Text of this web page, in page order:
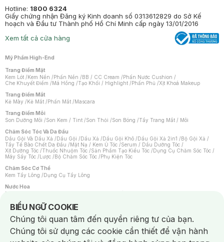
Hotline: 1800 6324
Giấy chứng nhận Đăng ký Kinh doanh số 0313612829 do Sở Kế
hoạch và Đầu tư Thành phố Hồ Chí Minh cấp ngày 13/01/2016
Xem tất cả cửa hàng
Mỹ Phẩm High-End
Trang Điểm Mặt
Kem Lót /Kem Nền /Phấn Nền /BB / CC Cream /Phấn Nước Cushion /
Che Khuyết Điểm /Má Hồng /Tạo Khối / Highlight /Phấn Phủ /Xịt Khoá Makeup
Trang Điểm Mắt
Kẻ Mày /Kẻ Mắt /Phấn Mắt /Mascara
Trang Điểm Môi
Son Dưỡng Môi /Son Kem / Tint /Son Thỏi /Son Bóng /Tẩy Trang Mắt / Môi
Chăm Sóc Tóc Và Da Đầu
Dầu Gội Và Dầu Xả /Dầu Gội /Dầu Xả /Dầu Gội Khô /Dầu Gội Xả 2in1 /Bộ Gội Xả /
Tẩy Tế Bào Chết Da Đầu /Mặt Nạ / Kem Ủ Tóc /Serum / Dầu Dưỡng Tóc /
Xịt Dưỡng Tóc /Thuốc Nhuộm Tóc /Sản Phẩm Tạo Kiểu Tóc /Dụng Cụ Chăm Sóc Tóc /
Máy Sấy Tóc /Lược /Bộ Chăm Sóc Tóc /Phụ Kiện Tóc
Chăm Sóc Cơ Thể
Kem Tẩy Lông /Dụng Cụ Tẩy Lông
Nước Hoa
Nước Hoa Nữ
Chăm Sóc Cá Nhân
Chống Muỗi /Khẩu Trang /Máy Massage/Mặt Nạ Xông Hơi /Nước Rửa Tay/
Sản Phẩm Chăm Sóc Khác /Bàn Chải Đánh Răng /Bàn Chải Điện/
Hỗ Trợ Trắng Răng/Kem Đánh Răng /Máy Tăm Nước/ Nước Súc Miệng/
Tăm / Chỉ Nha Khoa/ Xịt Thơm Miệng / Dung Dịch Vệ Sinh/Dưỡng Vùng Kín/
BIỂU NGỮ COOKIE
Notice about cookies usage
Chúng tôi quan tâm đến quyền riêng tư của bạn.
Chúng tôi sử dụng các cookie cần thiết để vận hành